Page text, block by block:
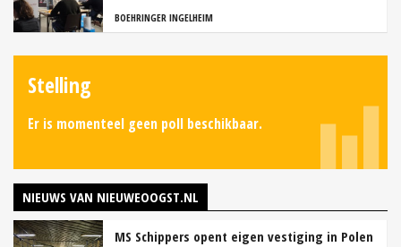
BOEHRINGER INGELHEIM
Stelling
Er is momenteel geen poll beschikbaar.
NIEUWS VAN NIEUWEOOGST.NL
MS Schippers opent eigen vestiging in Polen